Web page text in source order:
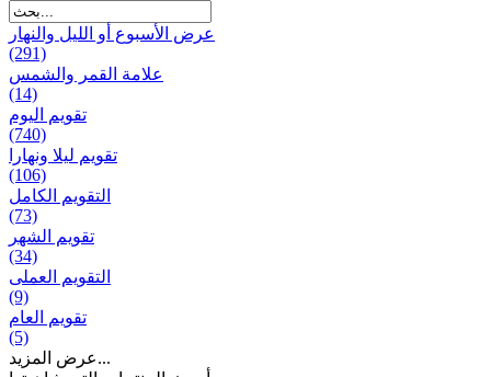
عرض الأسبوع أو الليل والنهار
(291)
علامة القمر والشمس
(14)
تقویم الیوم
(740)
تقويم ليلا ونهارا
(106)
التقويم الكامل
(73)
تقويم الشهر
(34)
التقويم العملی
(9)
تقويم العام
(5)
عرض المزيد...